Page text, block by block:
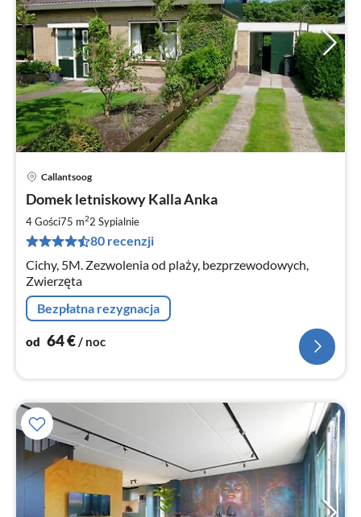
Callantsoog
Domek letniskowy Kalla Anka
4 Gości75 m22 Sypialnie
80 recenzji
Cichy, 5M. Zezwolenia od plaży, bezprzewodowych,
Zwierzęta
Bezpłatna rezygnacja
od 64€/ noc